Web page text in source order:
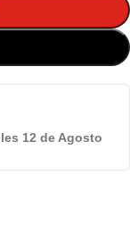
12 de Agosto